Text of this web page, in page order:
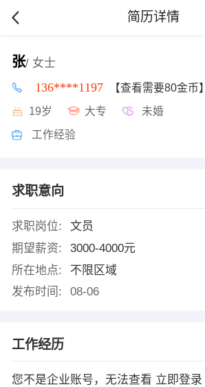
简历详情
张/ 女士
136****1197 【查看需要80金币】
19岁 大专 未婚
工作经验
求职意向
求职岗位:
文员
期望薪资:
3000-4000元
所在地点:
不限区域
发布时间:
08-06
工作经历
您不是企业账号，无法查看 立即登录